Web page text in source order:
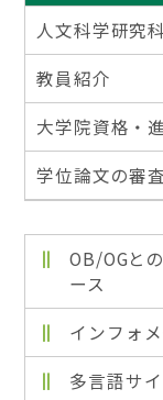
人文科学研究科
教員紹介
大学院資格・
学位論文の審
OB/OGと
ース
インフォ
多言語サイ